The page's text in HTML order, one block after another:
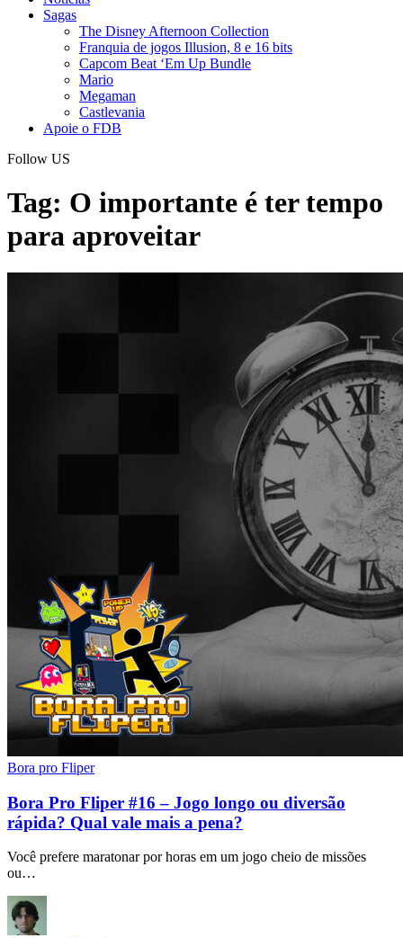
Sagas
The Disney Afternoon Collection
Franquia de jogos Illusion, 8 e 16 bits
Capcom Beat ‘Em Up Bundle
Mario
Megaman
Castlevania
Apoie o FDB
Follow US
Tag: O importante é ter tempo
para aproveitar
Bora pro Fliper
Bora Pro Fliper #16 – Jogo longo ou diversão
rápida? Qual vale mais a pena?
Você prefere maratonar por horas em um jogo cheio de missões
ou…